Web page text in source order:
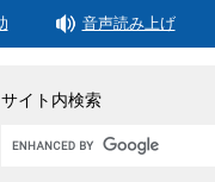
音声読み上げ
サイト内検索
Google